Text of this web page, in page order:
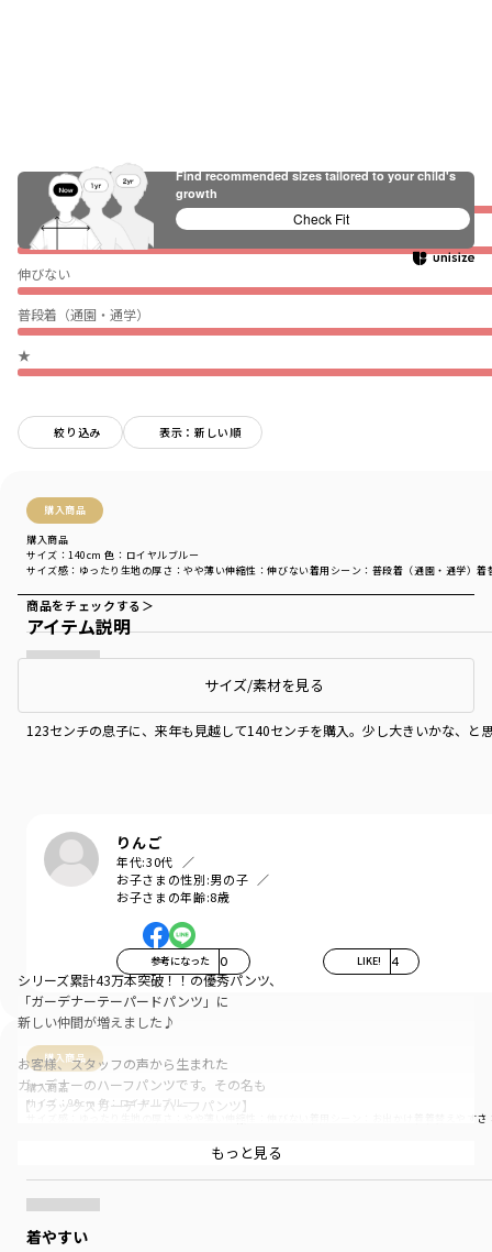
ぴったり
薄い
伸びない
普段着（通園・通学）
★
絞り込み 表示：新しい順
購入商品
購入商品
サイズ感 ：ゆったり 生地の厚さ ：やや薄い伸縮性 ：伸びない着用シーン ：普段着（通園・通学）着
サイズ：140cm 色：ロイヤルブルー
商品をチェックする＞
123センチの息子に、来年も見越して140センチを購入。少し大きいかな、
りんご
年代:30代
お子さまの性別:男の子
お子さまの年齢:8歳
参考になった 0 LIKE! 4
購入商品
購入商品
着替えやすさ
サイズ：90cm 色：ロイヤルブルー
着やすい
アイテム説明
サイズ/素材を見る
シリーズ累計43万本突破！！の優秀パンツ、
「ガーデナーテーパードパンツ」に
新しい仲間が増えました♪
お客様、スタッフの声から生まれた
ガーデナーのハーフパンツです。その名も
【リラックスガーデナーハーフパンツ】
素材は独特な質感のタイプライターという生地で
厚すぎない生地感になっています。
もっと見る
Find recommended sizes tailored to your child's
growth
Check Fit